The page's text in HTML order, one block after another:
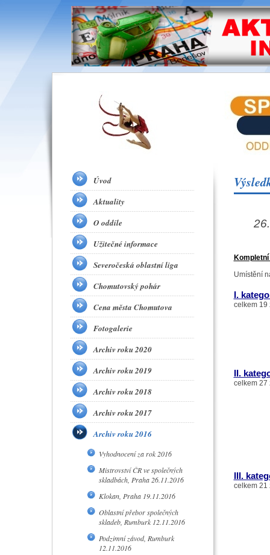
Umístění
I.
celkem 19
II.
celkem 27
III.
celkem 21
Úvod
Aktuality
O oddíle
Užitečné informace
Severočeská oblastní liga
Chomutovský pohár
Cena města Chomutova
Fotogalerie
Archiv roku 2020
Archiv roku 2019
Archiv roku 2018
Archiv roku 2017
Archiv roku 2016
Vyhodnocení za rok 2016
Mistrovství ČR ve společných
skladbách, Praha 26.11.2016
Klokan, Praha 19.11.2016
Oblastní přebor společných
skladeb, Rumburk 12.11.2016
Podzimní závod, Rumburk
12.11.2016